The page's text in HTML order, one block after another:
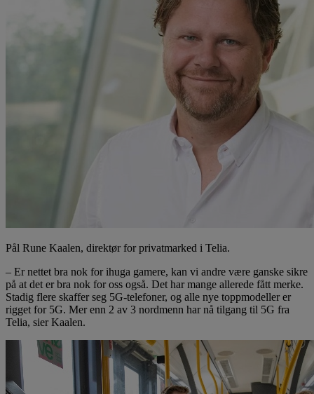
Pål Rune Kaalen, direktør for privatmarked i Telia.
– Er nettet bra nok for ihuga gamere, kan vi andre være ganske sikre
på at det er bra nok for oss også. Det har mange allerede fått merke.
Stadig flere skaffer seg 5G-telefoner, og alle nye toppmodeller er
rigget for 5G. Mer enn 2 av 3 nordmenn har nå tilgang til 5G fra
Telia, sier Kaalen.